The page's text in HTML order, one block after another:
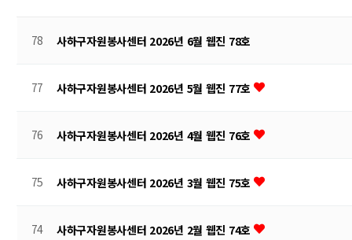
78 사하구자원봉사센터 2026년 6월 웹진 78호
77 사하구자원봉사센터 2026년 5월 웹진 77호
76 사하구자원봉사센터 2026년 4월 웹진 76호
75 사하구자원봉사센터 2026년 3월 웹진 75호
74 사하구자원봉사센터 2026년 2월 웹진 74호